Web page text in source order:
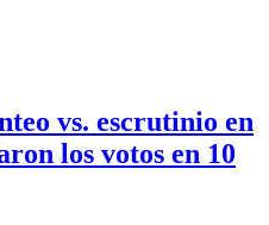
vs. escrutinio en
los votos en 10